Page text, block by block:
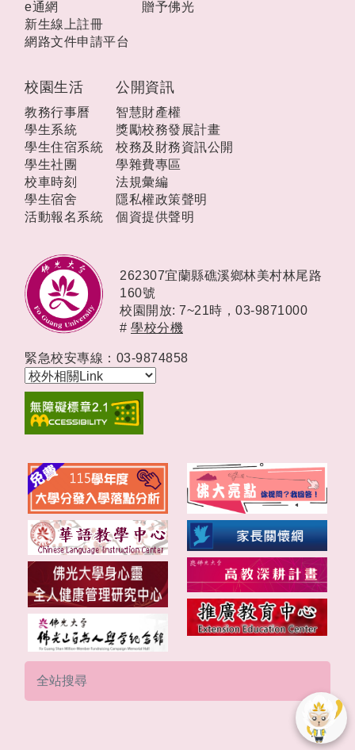
校園生活
教務行事曆
學生系統
學生住宿系統
學生社團
校車時刻
學生宿舍
活動報名系統
公開資訊
智慧財產權
獎勵校務發展計畫
校務及財務資訊公開
學雜費專區
法規彙編
隱私權政策聲明
個資提供聲明
e通網
新生線上註冊
網路文件申請平台
贈予佛光
262307宜蘭縣礁溪鄉林美村林尾路
160號
校園開放: 7~21時， 03-9871000
# 學校分機
緊急校安專線：03-9874858